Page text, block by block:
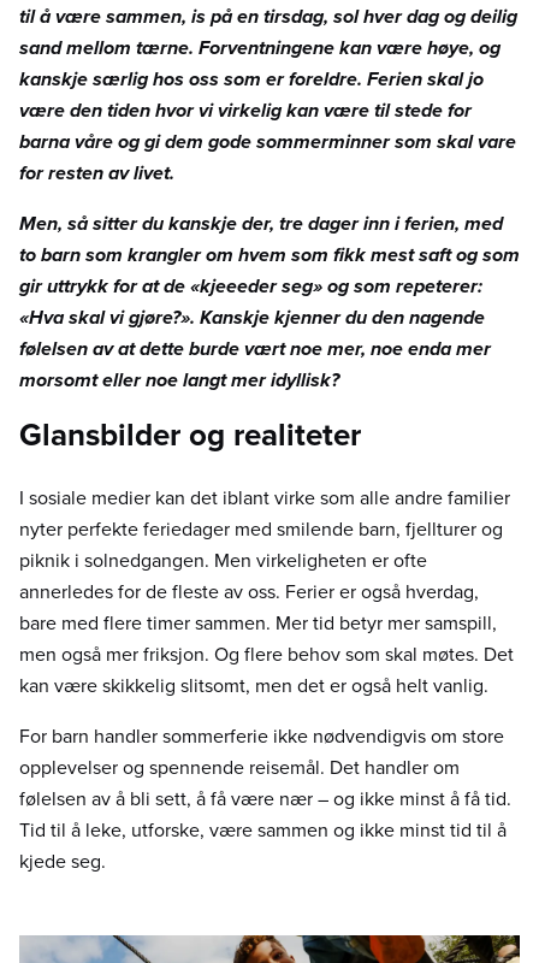
til å være sammen, is på en tirsdag, sol hver dag og deilig
sand mellom tærne. Forventningene kan være høye, og
kanskje særlig hos oss som er foreldre. Ferien skal jo
være den tiden hvor vi virkelig kan være til stede for
barna våre og gi dem gode sommerminner som skal vare
for resten av livet.
Men, så sitter du kanskje der, tre dager inn i ferien, med
to barn som krangler om hvem som fikk mest saft og som
gir uttrykk for at de «kjeeeder seg» og som repeterer:
«Hva skal vi gjøre?». Kanskje kjenner du den nagende
følelsen av at dette burde vært noe mer, noe enda mer
morsomt eller noe langt mer idyllisk?
Glansbilder og realiteter
I sosiale medier kan det iblant virke som alle andre familier
nyter perfekte feriedager med smilende barn, fjellturer og
piknik i solnedgangen. Men virkeligheten er ofte
annerledes for de fleste av oss. Ferier er også hverdag,
bare med flere timer sammen. Mer tid betyr mer samspill,
men også mer friksjon. Og flere behov som skal møtes. Det
kan være skikkelig slitsomt, men det er også helt vanlig.
For barn handler sommerferie ikke nødvendigvis om store
opplevelser og spennende reisemål. Det handler om
følelsen av å bli sett, å få være nær – og ikke minst å få tid.
Tid til å leke, utforske, være sammen og ikke minst tid til å
kjede seg.